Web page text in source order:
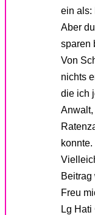
ein als:
Aber
sparen
Von
nichts
die ich
konnte.
Beitrag
Freu
Lg Hati